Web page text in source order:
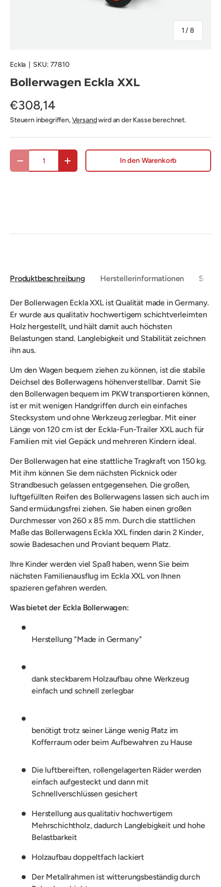
1 /von
8
Eckla SKU: 77810
Bollerwagen Eckla XXL
€308,14
Steuern inbegriffen,Versandwird an der Kasse berechnet.
Menge verringernMenge erhöhen In den Warenkorb
Produktbeschreibung Herstellerinformationen
Der Bollerwagen Eckla XXL ist Qualität made in Germany.
Er wurde aus qualitativ hochwertigem schichtverleimten
Holz hergestellt, und hält damit auch höchsten
Belastungen stand. Langlebigkeit und Stabilität zeichnen
ihn aus.
Um den Wagen bequem ziehen zu können, ist die stabile
Deichsel des Bollerwagens höhenverstellbar. Damit Sie
den Bollerwagen bequem im PKW transportieren können,
ist er mit wenigen Handgriffen durch ein einfaches
Stecksystem und ohne Werkzeug zerlegbar. Mit einer
Länge von 120 cm ist der Eckla-Fun-Trailer XXL auch für
Familien mit viel Gepäck und mehreren Kindern ideal.
Der Bollerwagen hat eine stattliche Tragkraft von 150 kg.
Mit ihm können Sie dem nächsten Picknick oder
Strandbesuch gelassen entgegensehen. Die großen,
luftgefüllten Reifen des Bollerwagens lassen sich auch im
Sand ermüdungsfrei ziehen. Sie haben einen großen
Durchmesser von 260 x 85 mm. Durch die stattlichen
Maße das Bollerwagens Eckla XXL finden darin 2 Kinder,
sowie Badesachen und Proviant bequem Platz.
Ihre Kinder werden viel Spaß haben, wenn Sie beim
nächsten Familienausflug im Eckla XXL von Ihnen
spazieren gefahren werden.
Was bietet der Eckla Bollerwagen:
Herstellung "Made in Germany"
dank steckbarem Holzaufbau ohne Werkzeug
einfach und schnell zerlegbar
benötigt trotz seiner Länge wenig Platz im
Kofferraum oder beim Aufbewahren zu Hause
Die luftbereiften, rollengelagerten Räder werden
einfach aufgesteckt und dann mit
Schnellverschlüssen gesichert
Herstellung aus qualitativ hochwertigem
Mehrschichtholz, dadurch Langlebigkeit und hohe
Belastbarkeit
Holzaufbau doppeltfach lackiert
Der Metallrahmen ist witterungsbeständig durch